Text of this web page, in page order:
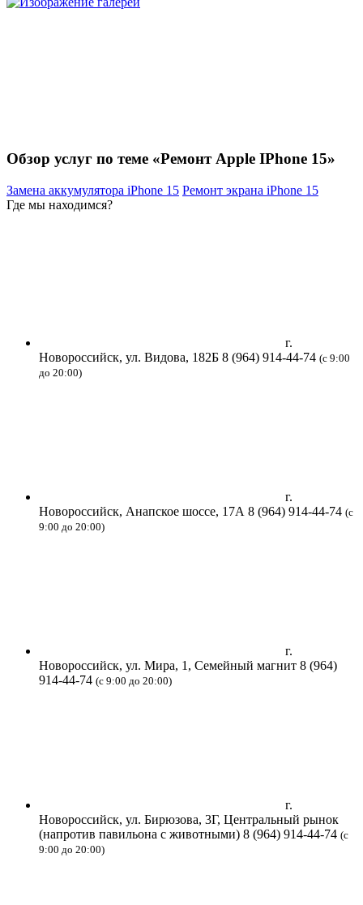
Обзор услуг по теме «Ремонт Apple IPhone 15»
Замена аккумулятора iPhone 15 Ремонт экрана iPhone 15
Где мы находимся?
г.
Новороссийск, ул. Видова, 182Б 8 (964) 914-44-74 (с 9:00
до 20:00)
г.
Новороссийск, Анапское шоссе, 17А 8 (964) 914-44-74 (с
9:00 до 20:00)
г.
Новороссийск, ул. Мира, 1, Семейный магнит 8 (964)
914-44-74 (с 9:00 до 20:00)
г.
Новороссийск, ул. Бирюзова, 3Г, Центральный рынок
(напротив павильона с животными) 8 (964) 914-44-74 (с
9:00 до 20:00)